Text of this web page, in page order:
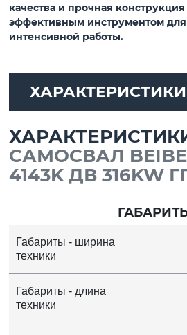
качества и прочная
эффективным инструментом
интенсивной работы.
ХАРАКТЕРИСТИКИ
САМОСВАЛ
4143K ДВ 316KW
Габариты - ширина
техники
Габариты - длина
техники